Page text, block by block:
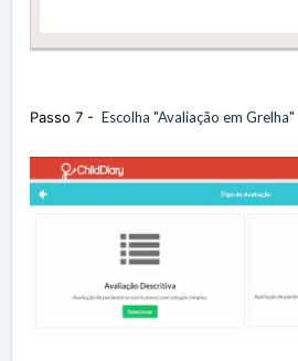
Passo 7 - Escolha "Avaliação em Grelha"